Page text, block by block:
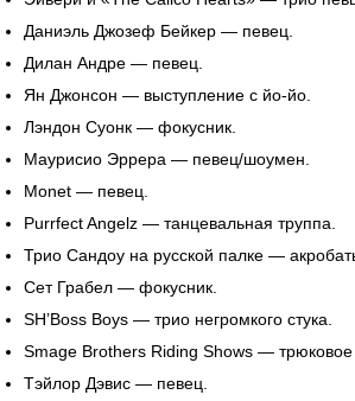
Даниэль Джозеф Бейкер — певец.
Дилан Андре — певец.
Ян Джонсон — выступление с йо-йо.
Лэндон Суонк — фокусник.
Маурисио Эррера — певец/шоумен.
Monet — певец.
Purrfect Angelz — танцевальная труппа.
Трио Сандоу на русской палке —
Сет Грабел — фокусник.
SH’Boss Boys — трио негромкого стука.
Smage Brothers Riding Shows — трюковое
Тэйлор Дэвис — певец.